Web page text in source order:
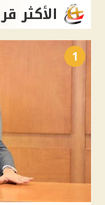
الأكثر
1